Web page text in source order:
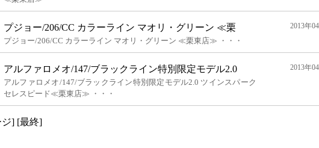
プジョー/206/CC カラーライン マオリ・グリーン ≪栗
プジョー/206/CC カラーライン マオリ・グリーン ≪栗東店≫ ・・・
2013年
アルファロメオ/147/ブラックライン特別限定モデル2.0
アルファロメオ/147/ブラックライン特別限定モデル2.0 ツインスパーク
セレスピード≪栗東店≫ ・・・
2013年
ジ] [最終]